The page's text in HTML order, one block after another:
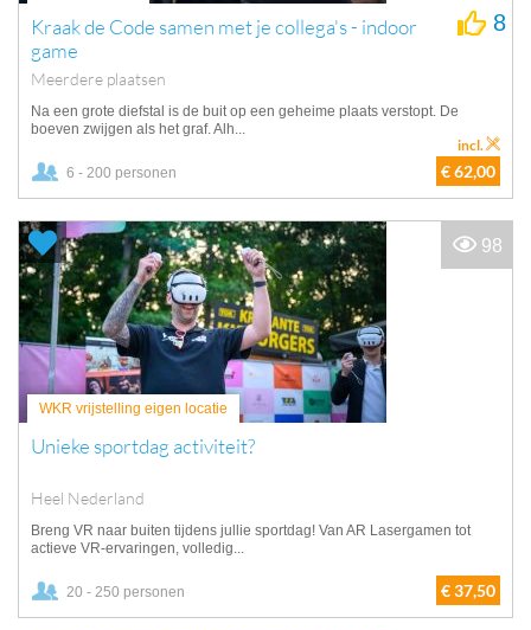
Kraak de Code samen met je collega's - indoor
game
Meerdere plaatsen
8
Na een grote diefstal is de buit op een geheime plaats verstopt. De
boeven zwijgen als het graf. Alh...
6 - 200 personen € 62,00
incl.
WKR vrijstelling eigen locatie
Unieke sportdag activiteit?
Heel Nederland
Breng VR naar buiten tijdens jullie sportdag! Van AR Lasergamen tot
actieve VR-ervaringen, volledig...
20 - 250 personen € 37,50
98